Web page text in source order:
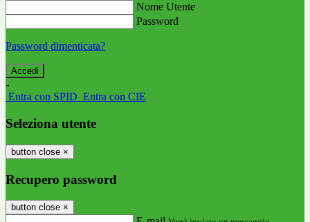
Nome Utente
Password
Password dimenticata?
-
Entra con SPID Entra con CIE
Seleziona utente
button close ×
Recupero password
button close ×